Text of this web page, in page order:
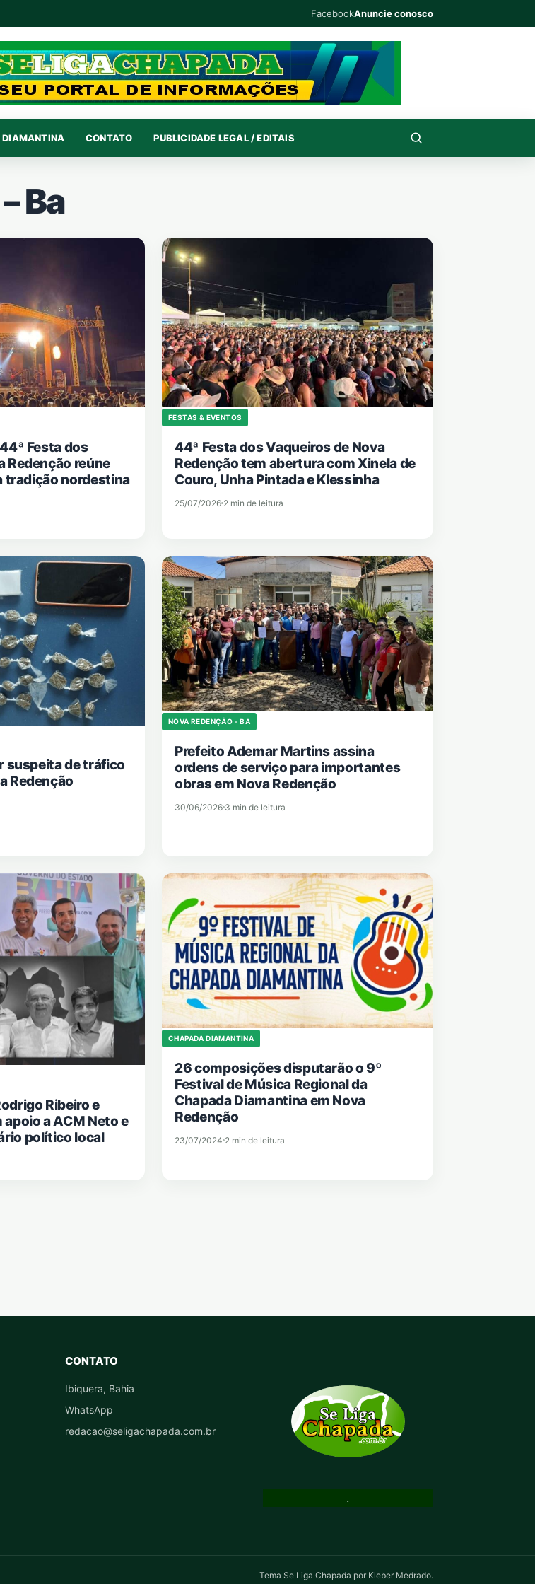
FacebookAnuncie conosco
DIAMANTINA CONTATO PUBLICIDADE LEGAL / EDITAIS
Ba
Festa dos
Redenção reúne
tradição nordestina
FESTAS & EVENTOS
44ª Festa dos Vaqueiros de Nova
Redenção tem abertura com Xinela de
Couro, Unha Pintada e Klessinha
25/07/2026 2 min de leitura
suspeita de tráfico
Redenção
NOVA REDENÇÃO - BA
Prefeito Ademar Martins assina
ordens de serviço para importantes
obras em Nova Redenção
30/06/2026 3 min de leitura
Ribeiro e
a ACM Neto e
político local
CHAPADA DIAMANTINA
26 composições disputarão o 9º
Festival de Música Regional da
Chapada Diamantina em Nova
Redenção
23/07/2024 2 min de leitura
CONTATO
Ibiquera, Bahia
WhatsApp
redacao@seligachapada.com.br
.
Tema Se Liga Chapada por Kleber Medrado.